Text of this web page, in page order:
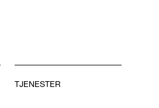
TJENESTER